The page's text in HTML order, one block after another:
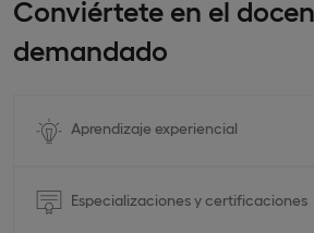
Conviértete en el
demandado
Aprendizaje experiencial
Especializaciones y certificaciones